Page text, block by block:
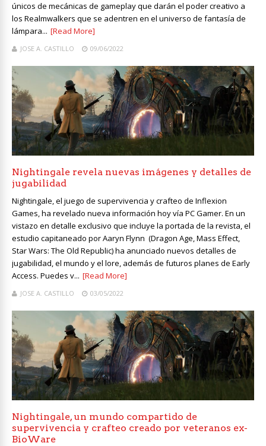
únicos de mecánicas de gameplay que darán el poder creativo a
los Realmwalkers que se adentren en el universo de fantasía de
lámpara... [Read More]
JOSE A. CASTILLO 09/06/2022
Nightingale revela nuevas imágenes y detalles de
jugabilidad
Nightingale, el juego de supervivencia y crafteo de Inflexion
Games, ha revelado nueva información hoy vía PC Gamer. En un
vistazo en detalle exclusivo que incluye la portada de la revista, el
estudio capitaneado por Aaryn Flynn (Dragon Age, Mass Effect,
Star Wars: The Old Republic) ha anunciado nuevos detalles de
jugabilidad, el mundo y el lore, además de futuros planes de Early
Access. Puedes v... [Read More]
JOSE A. CASTILLO 03/05/2022
Nightingale, un mundo compartido de
supervivencia y crafteo creado por veteranos ex-
BioWare